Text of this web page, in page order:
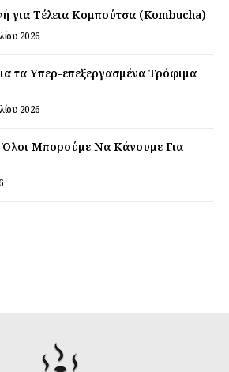
για Τέλεια Κομπούτσα (Kombucha)
2026
τα Υπερ-επεξεργασμένα Τρόφιμα
2026
Μπορούμε Να Κάνουμε Για